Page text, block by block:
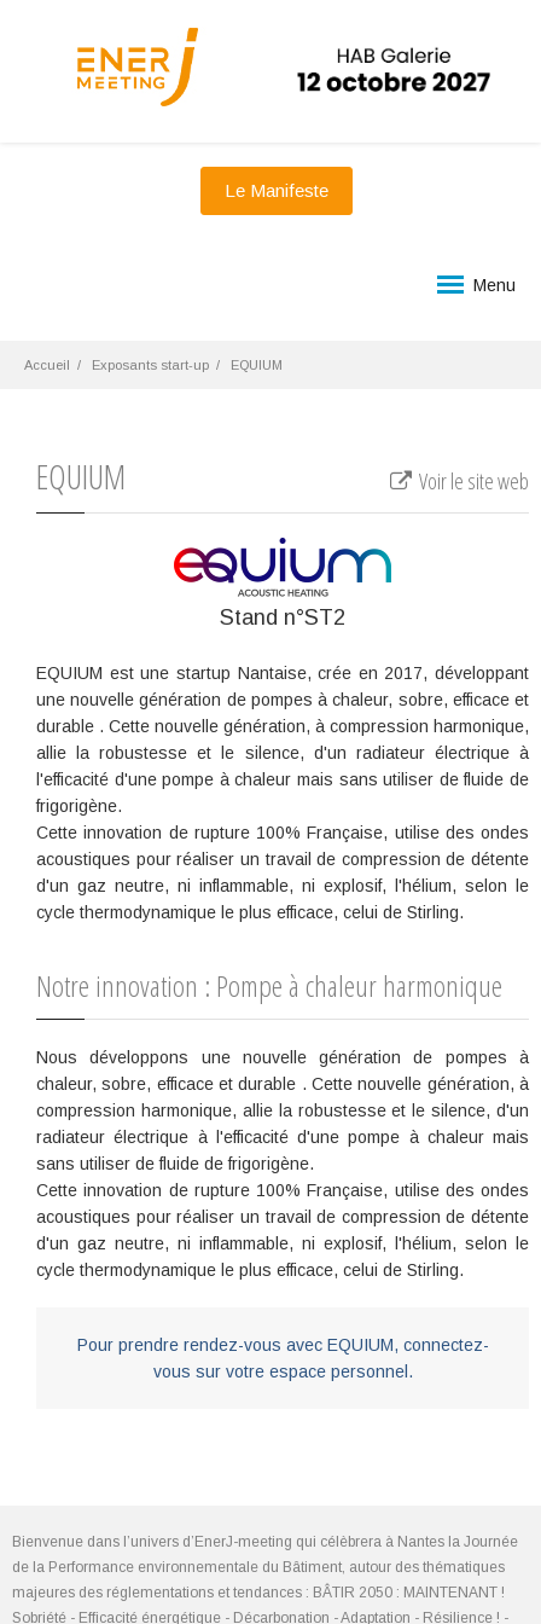
Le Manifeste
Menu
Accueil Exposants start-up EQUIUM
EQUIUM Voir le site web
Stand n°ST2
EQUIUM est une startup Nantaise, crée en 2017, développant
une nouvelle génération de pompes à chaleur, sobre, efficace et
durable . Cette nouvelle génération, à compression harmonique,
allie la robustesse et le silence, d'un radiateur électrique à
l'efficacité d'une pompe à chaleur mais sans utiliser de fluide de
frigorigène.
Cette innovation de rupture 100% Française, utilise des ondes
acoustiques pour réaliser un travail de compression de détente
d'un gaz neutre, ni inflammable, ni explosif, l'hélium, selon le
cycle thermodynamique le plus efficace, celui de Stirling.
Notre innovation : Pompe à chaleur harmonique
Nous développons une nouvelle génération de pompes à
chaleur, sobre, efficace et durable . Cette nouvelle génération, à
compression harmonique, allie la robustesse et le silence, d'un
radiateur électrique à l'efficacité d'une pompe à chaleur mais
sans utiliser de fluide de frigorigène.
Cette innovation de rupture 100% Française, utilise des ondes
acoustiques pour réaliser un travail de compression de détente
d'un gaz neutre, ni inflammable, ni explosif, l'hélium, selon le
cycle thermodynamique le plus efficace, celui de Stirling.
Pour prendre rendez-vous avec EQUIUM, connectez-
vous sur votre espace personnel.
Bienvenue dans l’univers d’EnerJ-meeting qui célèbrera à Nantes la Journée
de la Performance environnementale du Bâtiment, autour des thématiques
majeures des réglementations et tendances : BÂTIR 2050 : MAINTENANT !
Sobriété - Efficacité énergétique - Décarbonation - Adaptation - Résilience ! -